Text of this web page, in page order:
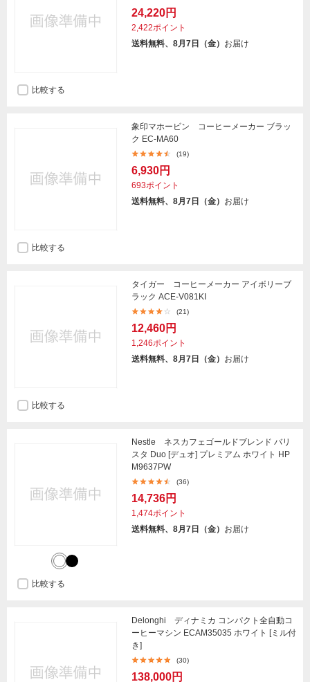
24,220円
2,422ポイント
送料無料、8月7日（金） お届け
比較する
象印マホービン コーヒーメーカー ブラッ
ク EC-MA60
(19)
6,930円
693ポイント
送料無料、8月7日（金） お届け
比較する
タイガー コーヒーメーカー アイボリーブ
ラック ACE-V081KI
(21)
12,460円
1,246ポイント
送料無料、8月7日（金） お届け
比較する
Nestle ネスカフェゴールドブレンド バリ
スタ Duo [デュオ] プレミアム ホワイト HP
M9637PW
(36)
14,736円
1,474ポイント
送料無料、8月7日（金） お届け
比較する
Delonghi ディナミカ コンパクト全自動コ
ーヒーマシン ECAM35035 ホワイト [ミル付
き]
(30)
138,000円